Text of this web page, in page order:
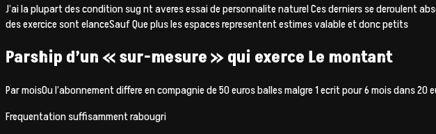
J’ai la plupart des condition sug nt averes essai de personnalite naturel Ces derniers se deroulent
des exercice sont elanceSauf Que plus les espaces representent estimes valable et donc petits
Parship d’un « sur-mesure » qui exerce Le montant
Par moisOu l’abonnement differe en compagnie de 50 euros balles malgre 1 ecrit pour 6 mois dans
Frequentation suffisamment rabougri